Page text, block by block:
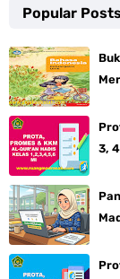
Popular
3,